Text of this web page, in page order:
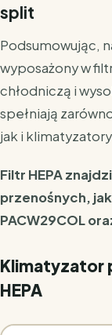
split
Podsumowując,
wyposażony w
chłodniczą i
spełniają
jak i
Filtr HEPA
przenośnych,
PACW29COL
Klimatyzator
HEPA